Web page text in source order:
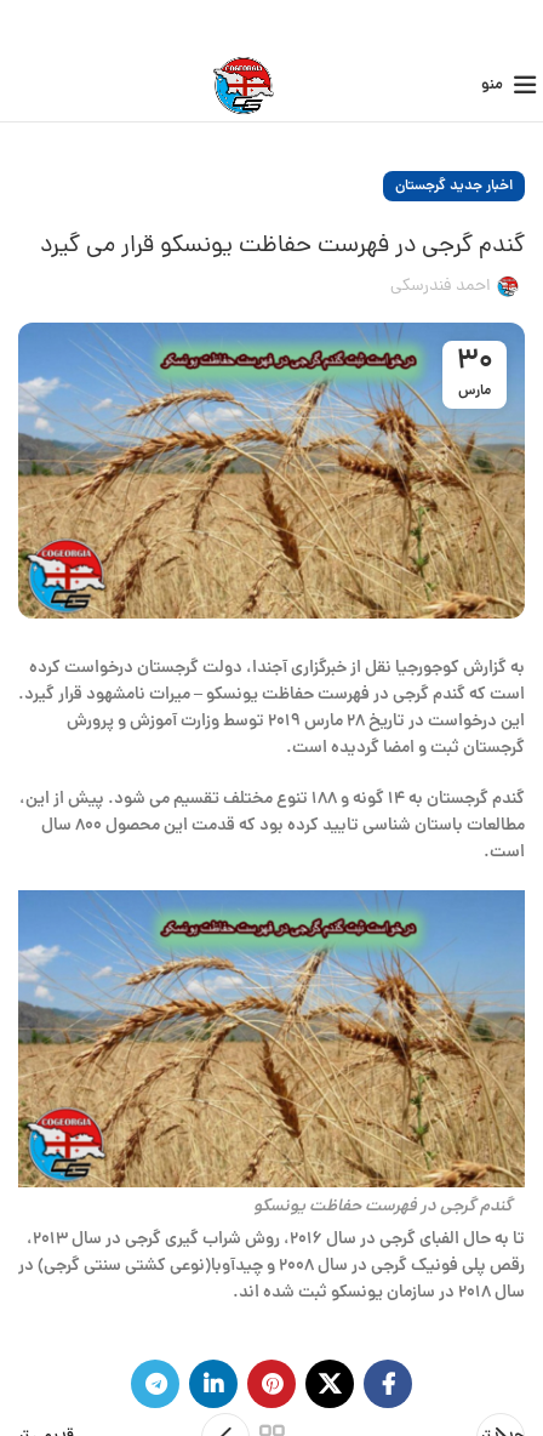
منو
اخبار جدید گرجستان
گندم گرجی در فهرست حفاظت یونسکو قرار می گیرد
احمد فندرسکی
30
مارس
به گزارش کوجورجیا نقل از خبرگزاری آجندا، دولت گرجستان درخواست کرده
است که گندم گرجی در فهرست حفاظت یونسکو – میرات نامشهود قرار گیرد.
این درخواست در تاریخ ۲۸ مارس ۲۰۱۹ توسط وزارت آموزش و پرورش
گرجستان ثبت و امضا گردیده است.
گندم گرجستان به ۱۴ گونه و ۱۸۸ تنوع مختلف تقسیم می شود. پیش از این،
مطالعات باستان شناسی تایید کرده بود که قدمت این محصول ۸۰۰ سال
است.
گندم گرجی در فهرست حفاظت یونسکو
تا به حال الفبای گرجی در سال ۲۰۱۶، روش شراب گیری گرجی در سال ۲۰۱۳،
رقص پلی فونیک گرجی در سال ۲۰۰۸ و چیدآوبا(نوعی کشتی سنتی گرجی) در
سال ۲۰۱۸ در سازمان یونسکو ثبت شده اند.